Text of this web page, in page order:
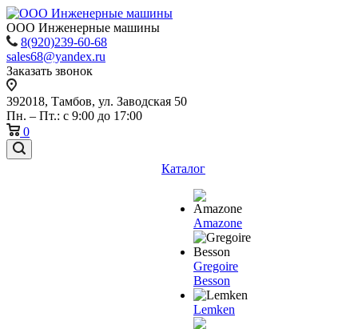
ООО Инженерные машины
8(920)239-60-68
sales68@yandex.ru
Заказать звонок
392018, Тамбов, ул. Заводская 50
Пн. – Пт.: с 9:00 до 17:00
0
Каталог
Amazone
Gregoire
Besson
Lemken